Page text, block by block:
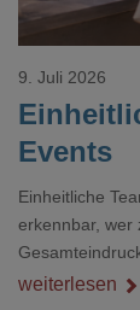
Events
9. Juli 2026
Einheitliche
erkennbar, wer
Nebenthema:
weiterlesen